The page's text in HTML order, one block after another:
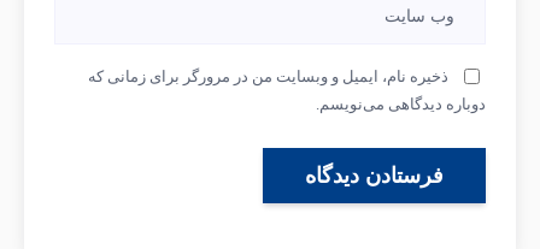
ذخیره نام، ایمیل و وبسایت من در مرورگر برای زمانی که
دوباره دیدگاهی می‌نویسم.